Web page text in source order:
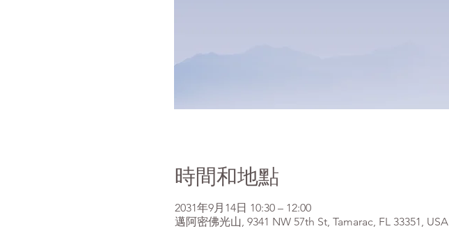
時間和地點
2031年9月14日 10:30 – 12:00
邁阿密佛光山, 9341 NW 57th St, Tamarac, FL 33351, USA